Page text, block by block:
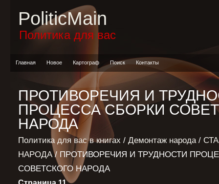
PoliticMain
Политика для вас
Главная Новое Картограф Поиск Контакты
ПРОТИВОРЕЧИЯ И
ПРОЦЕССА СБОРКИ
НАРОДА
Политика для вас в книгах / Демонтаж народа/
НАРОДА/ ПРОТИВОРЕЧИЯ И ТРУДНОСТИ
СОВЕТСКОГО НАРОДА